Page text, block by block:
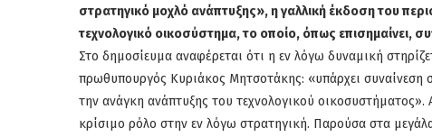
στρατηγικό μοχλό ανάπτυξης», η γαλλική έκδοση του
τεχνολογικό οικοσύστημα, το οποίο, όπως επισημαίνει,
Στο δημοσίευμα αναφέρεται ότι η εν λόγω δυναμική
πρωθυπουργός Κυριάκος Μητσοτάκης: «υπάρχει
την ανάγκη ανάπτυξης του τεχνολογικού οικοσυστήματος».
κρίσιμο ρόλο στην εν λόγω στρατηγική. Παρούσα στα